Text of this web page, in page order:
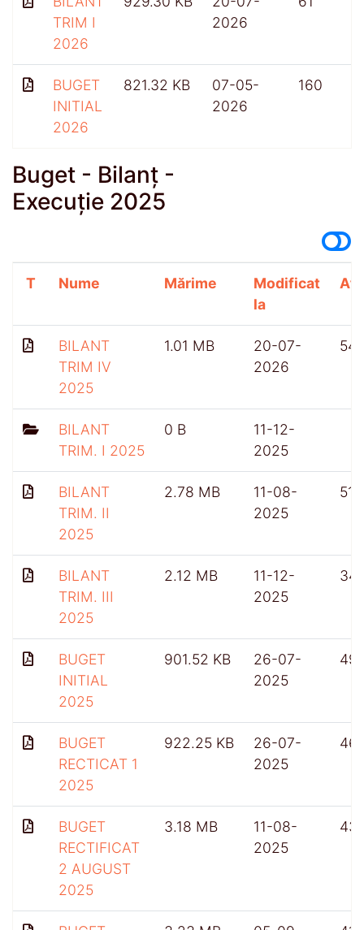
TRIM I
2026
2026
BUGET
INITIAL
2026
821.32 KB
07-05-
2026
160
Buget - Bilanț -
Execuție 2025
T Nume Mărime
Modificat
la
BILANT
TRIM IV
2025
1.01 MB
20-07-
2026
54
BILANT
TRIM. I 2025
0 B
11-12-
2025
BILANT
TRIM. II
2025
2.78 MB
11-08-
2025
518
BILANT
TRIM. III
2025
2.12 MB
11-12-
2025
BUGET
INITIAL
2025
901.52 KB
26-07-
2025
BUGET
RECTICAT 1
2025
922.25 KB
26-07-
2025
BUGET
RECTIFICAT
2 AUGUST
2025
3.18 MB
11-08-
2025
431